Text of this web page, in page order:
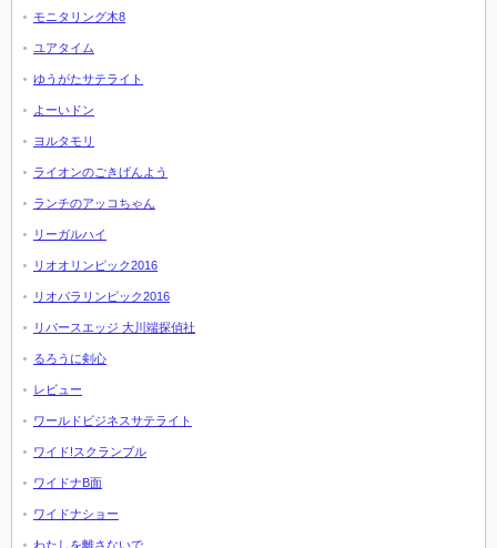
モニタリング木8
ユアタイム
ゆうがたサテライト
よーいドン
ヨルタモリ
ライオンのごきげんよう
ランチのアッコちゃん
リーガルハイ
リオオリンピック2016
リオパラリンピック2016
リバースエッジ 大川端探偵社
るろうに剣心
レビュー
ワールドビジネスサテライト
ワイド!スクランブル
ワイドナB面
ワイドナショー
わたしを離さないで